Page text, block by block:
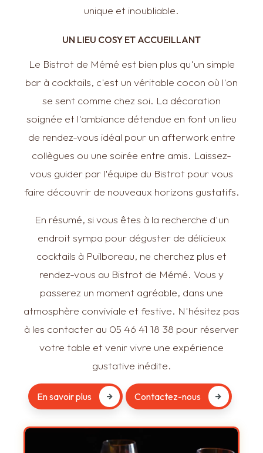
unique et inoubliable.
UN LIEU COSY ET ACCUEILLANT
Le Bistrot de Mémé est bien plus qu'un simple
bar à cocktails, c'est un véritable cocon où l'on
se sent comme chez soi. La décoration
soignée et l'ambiance détendue en font un lieu
de rendez-vous idéal pour un afterwork entre
collègues ou une soirée entre amis. Laissez-
vous guider par l'équipe du Bistrot pour vous
faire découvrir de nouveaux horizons gustatifs.
En résumé, si vous êtes à la recherche d'un
endroit sympa pour déguster de délicieux
cocktails à Puilboreau, ne cherchez plus et
rendez-vous au Bistrot de Mémé. Vous y
passerez un moment agréable, dans une
atmosphère conviviale et festive. N'hésitez pas
à les contacter au 05 46 41 18 38 pour réserver
votre table et venir vivre une expérience
gustative inédite.
En savoir plus Contactez-nous